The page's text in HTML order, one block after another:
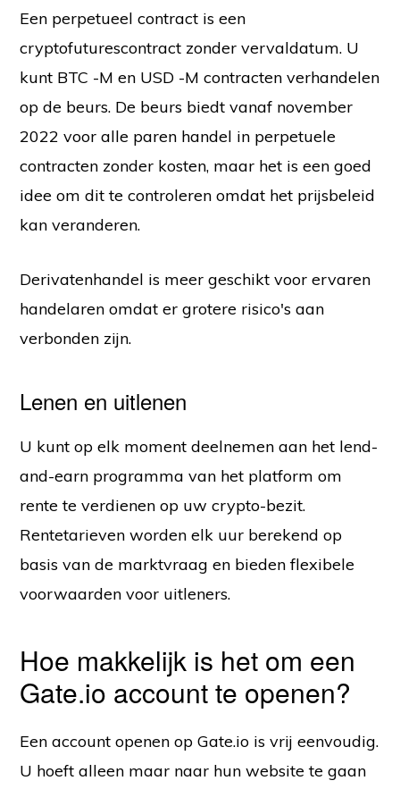
Een perpetueel contract is een
cryptofuturescontract zonder vervaldatum. U
kunt BTC -M en USD -M contracten verhandelen
op de beurs. De beurs biedt vanaf november
2022 voor alle paren handel in perpetuele
contracten zonder kosten, maar het is een goed
idee om dit te controleren omdat het prijsbeleid
kan veranderen.
Derivatenhandel is meer geschikt voor ervaren
handelaren omdat er grotere risico's aan
verbonden zijn.
Lenen en uitlenen
U kunt op elk moment deelnemen aan het lend-
and-earn programma van het platform om
rente te verdienen op uw crypto-bezit.
Rentetarieven worden elk uur berekend op
basis van de marktvraag en bieden flexibele
voorwaarden voor uitleners.
Hoe makkelijk is het om een
Gate.io account te openen?
Een account openen op Gate.io is vrij eenvoudig.
U hoeft alleen maar naar hun website te gaan